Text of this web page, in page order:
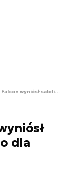
"Regenerowany" Falcon wyniósł satelitę komunikacyjnego dla Bułgarii
dla